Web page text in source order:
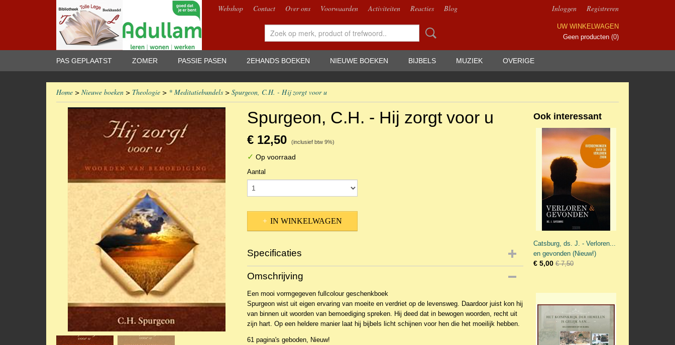
Webshop Contact Over ons Voorwaarden Activiteiten Reacties Blog Inloggen Registreren
UW WINKELWAGEN
Geen producten (0)
PAS GEPLAATST ZOMER PASSIE PASEN 2EHANDS BOEKEN NIEUWE BOEKEN BIJBELS MUZIEK OVERIGE
Home > Nieuwe boeken > Theologie > * Meditatiebundels > Spurgeon, C.H. - Hij zorgt voor u
Spurgeon, C.H. - Hij zorgt voor u
€ 12,50 (inclusief btw 9%)
✓ Op voorraad
Aantal
IN WINKELWAGEN
Specificaties
Productcode
EAN code
Omschrijving
Een mooi vormgegeven fullcolour geschenkboek
Spurgeon wist uit eigen ervaring van moeite en verdriet op de levensweg. Daardoor juist kon hij
van binnen uit woorden van bemoediging spreken. Hij deed dat in bewogen woorden, recht uit
zijn hart. Op een heldere manier laat hij bijbels licht schijnen voor hen die het moeilijk hebben.
61 pagina's geboden, Nieuw!
Ook interessant
Catsburg, ds. J. - Verloren...
en gevonden (Nieuw!)
€ 5,00 € 7,50